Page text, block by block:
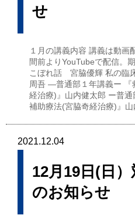
せ
１月の講義内容 講義は動画
間前よりYouTubeで配信。
こぼれ話 宮脇優輝 私の
周吾 ―普通部１年講義ー 『
経治療)』山内健太郎 ー普通
補助療法(宮脇奇経治療)』
2021.12.04
12月19日(日
のお知らせ